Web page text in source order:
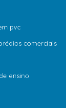
pvc
comerciais
ensino